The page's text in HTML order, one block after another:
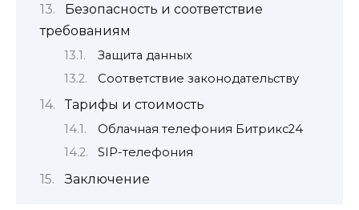
Безопасность и соответствие
требованиям
Защита данных
Соответствие законодательству
Тарифы и стоимость
Облачная телефония Битрикс24
SIP-телефония
Заключение